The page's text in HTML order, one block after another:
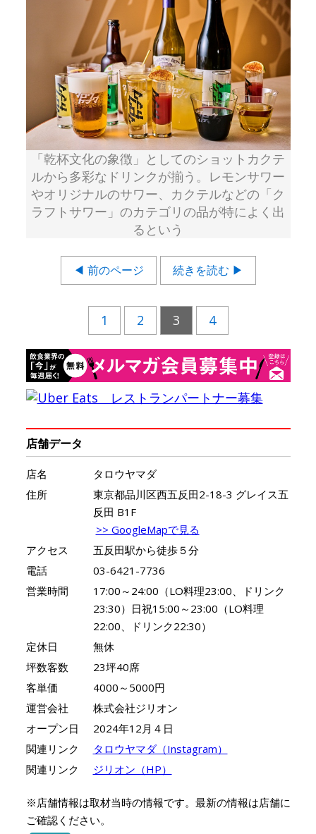
「乾杯文化の象徴」としてのショットカクテ
ルから多彩なドリンクが揃う。レモンサワー
やオリジナルのサワー、カクテルなどの「ク
ラフトサワー」のカテゴリの品が特によく出
るという
◀ 前のページ 続きを読む ▶
1 2 3 4
店舗データ
店名
タロウヤマダ
住所
東京都品川区西五反田2-18-3 グレイス五
反田 B1F
>> GoogleMapで見る
アクセス
五反田駅から徒歩５分
電話
03-6421-7736
営業時間
17:00～24:00（LO料理23:00、ドリンク
23:30）日祝15:00～23:00（LO料理
22:00、ドリンク22:30）
定休日
無休
坪数客数
23坪40席
客単価
4000～5000円
運営会社
株式会社ジリオン
オープン日
2024年12月４日
関連リンク
タロウヤマダ（Instagram）
関連リンク
ジリオン（HP）
※店舗情報は取材当時の情報です。最新の情報は店舗に
ご確認ください。